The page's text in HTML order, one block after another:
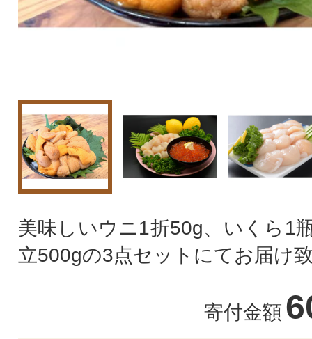
美味しいウニ1折50g、いくら1
立500gの3点セットにてお届け
寄付金額